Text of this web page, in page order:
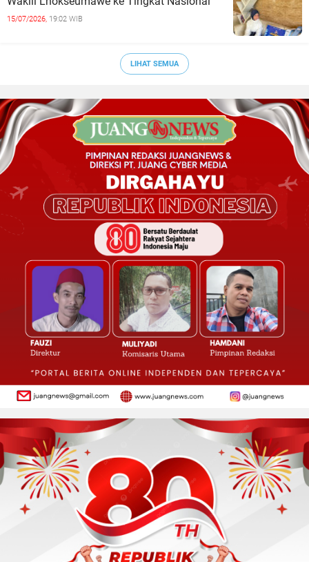
15/07/2026, 19:02 WIB
LIHAT SEMUA